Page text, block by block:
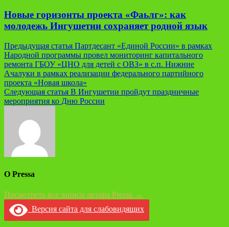
Новые горизонты проекта «Фаьлг»: как
молодежь Ингушетии сохраняет родной язык
Навигация
по
записям
Предыдущая статья Партдесант «Единой России» в рамках
Народной программы провел мониторинг капитального
ремонта ГБОУ «ЦНО для детей с ОВЗ» в с.п. Нижние
Ачалуки в рамках реализации федерального партийного
проекта «Новая школа»
Следующая статья В Ингушетии пройдут праздничные
мероприятия ко Дню России
О Pressa
Посмотреть все записи автора Pressa →
Версия сайта для слабовидящих